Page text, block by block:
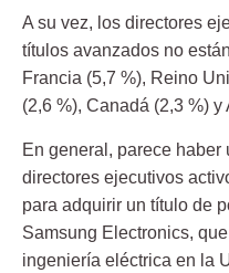
A su vez, los directores
títulos avanzados no
Francia (5,7 %), Reino
(2,6 %), Canadá (2,3 %) y
En general, parece haber
directores ejecutivos
para adquirir un título de
Samsung Electronics,
ingeniería eléctrica en la